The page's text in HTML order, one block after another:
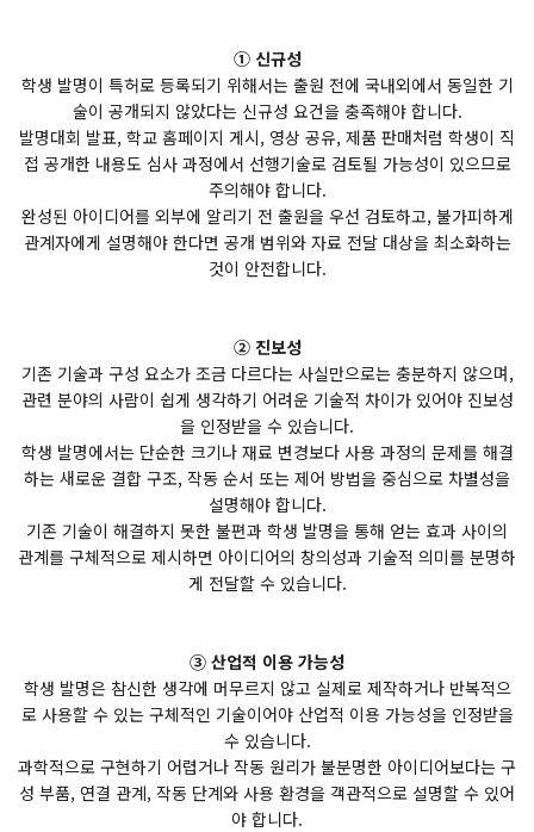
① 신규성
학생 발명이 특허로 등록되기 위해서는 출원 전에 국내외에서 동일한 기
술이 공개되지 않았다는 신규성 요건을 충족해야 합니다.
발명대회 발표, 학교 홈페이지 게시, 영상 공유, 제품 판매처럼 학생이 직
접 공개한 내용도 심사 과정에서 선행기술로 검토될 가능성이 있으므로
주의해야 합니다.
완성된 아이디어를 외부에 알리기 전 출원을 우선 검토하고, 불가피하게
관계자에게 설명해야 한다면 공개 범위와 자료 전달 대상을 최소화하는
것이 안전합니다.
② 진보성
기존 기술과 구성 요소가 조금 다르다는 사실만으로는 충분하지 않으며,
관련 분야의 사람이 쉽게 생각하기 어려운 기술적 차이가 있어야 진보성
을 인정받을 수 있습니다.
학생 발명에서는 단순한 크기나 재료 변경보다 사용 과정의 문제를 해결
하는 새로운 결합 구조, 작동 순서 또는 제어 방법을 중심으로 차별성을
설명해야 합니다.
기존 기술이 해결하지 못한 불편과 학생 발명을 통해 얻는 효과 사이의
관계를 구체적으로 제시하면 아이디어의 창의성과 기술적 의미를 분명하
게 전달할 수 있습니다.
③ 산업적 이용 가능성
학생 발명은 참신한 생각에 머무르지 않고 실제로 제작하거나 반복적으
로 사용할 수 있는 구체적인 기술이어야 산업적 이용 가능성을 인정받을
수 있습니다.
과학적으로 구현하기 어렵거나 작동 원리가 불분명한 아이디어보다는 구
성 부품, 연결 관계, 작동 단계와 사용 환경을 객관적으로 설명할 수 있어
야 합니다.